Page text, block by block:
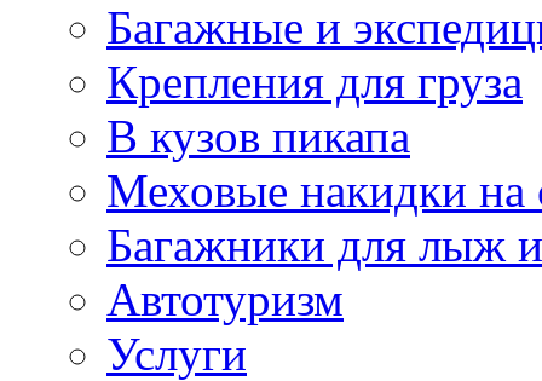
Багажные и
Крепления для груза
В кузов пикапа
Меховые накидки на
Багажники для лыж
Автотуризм
Услуги